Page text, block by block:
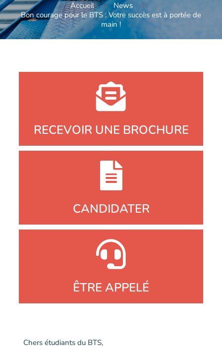
Accueil
News
Bon courage pour le BTS : Votre succès est à portée de
main !
RECEVOIR UNE BROCHURE
CANDIDATER
ÊTRE APPELÉ
Chers étudiants du BTS,